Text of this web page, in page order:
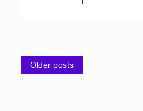
Posts
Older posts